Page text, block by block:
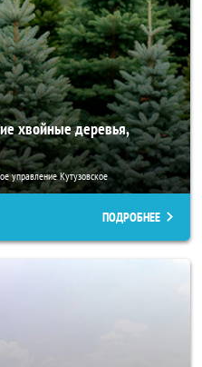
хвойные деревья,
управление Кутузовское
ПОДРОБНЕЕ